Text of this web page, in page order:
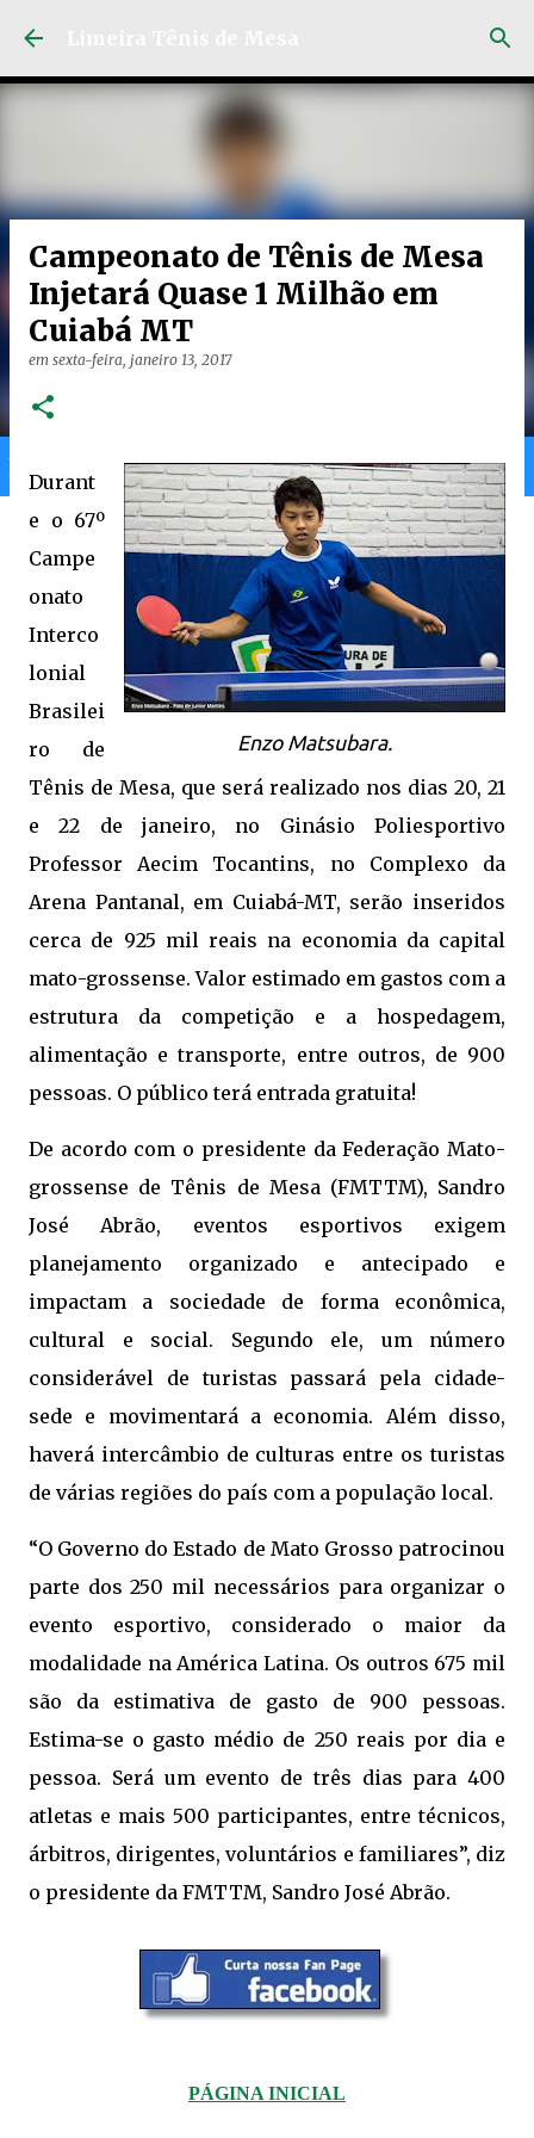
Home Limeira Gran Ranking
Campeonato de Tênis de Mesa
Injetará Quase 1 Milhão em
Cuiabá MT
em sexta-feira, janeiro 13, 2017
Enzo Matsubara.
Durant
e o 67º
Campe
onato
Interco
lonial
Brasilei
ro de
Tênis de Mesa, que será realizado nos dias 20, 21
e 22 de janeiro, no Ginásio Poliesportivo
Professor Aecim Tocantins, no Complexo da
Arena Pantanal, em Cuiabá-MT, serão inseridos
cerca de 925 mil reais na economia da capital
mato-grossense. Valor estimado em gastos com a
estrutura da competição e a hospedagem,
alimentação e transporte, entre outros, de 900
pessoas. O público terá entrada gratuita!
De acordo com o presidente da Federação Mato-
grossense de Tênis de Mesa (FMTTM), Sandro
José Abrão, eventos esportivos exigem
planejamento organizado e antecipado e
impactam a sociedade de forma econômica,
cultural e social. Segundo ele, um número
considerável de turistas passará pela cidade-
sede e movimentará a economia. Além disso,
haverá intercâmbio de culturas entre os turistas
de várias regiões do país com a população local.
“O Governo do Estado de Mato Grosso patrocinou
parte dos 250 mil necessários para organizar o
evento esportivo, considerado o maior da
modalidade na América Latina. Os outros 675 mil
são da estimativa de gasto de 900 pessoas.
Estima-se o gasto médio de 250 reais por dia e
pessoa. Será um evento de três dias para 400
atletas e mais 500 participantes, entre técnicos,
árbitros, dirigentes, voluntários e familiares”, diz
o presidente da FMTTM, Sandro José Abrão.
PÁGINA INICIAL